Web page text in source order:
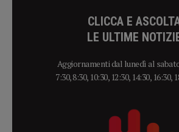
CLICCA E
LE ULTIME
Aggiornamenti dal lunedì al
7:30, 8:30, 10:30, 12:30, 14:30, 16:30,